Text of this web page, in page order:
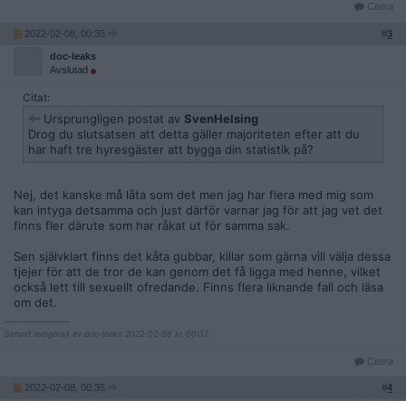
Citera
2022-02-08, 00:35 #3
doc-leaks
Avslutad
Citat:
Ursprungligen postat av SvenHelsing
Drog du slutsatsen att detta gäller majoriteten efter att du
har haft tre hyresgäster att bygga din statistik på?
Nej, det kanske må låta som det men jag har flera med mig som
kan intyga detsamma och just därför varnar jag för att jag vet det
finns fler därute som har råkat ut för samma sak.
Sen självklart finns det kåta gubbar, killar som gärna vill välja dessa
tjejer för att de tror de kan genom det få ligga med henne, vilket
också lett till sexuellt ofredande. Finns flera liknande fall och läsa
om det.
Senast redigerad av doc-leaks 2022-02-08 kl. 00:37.
Citera
2022-02-08, 00:35 #4